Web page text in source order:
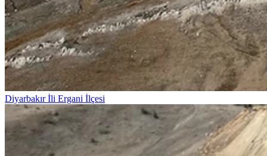
Diyarbakır İli Ergani İlçesi